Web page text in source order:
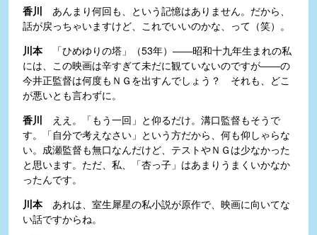
香川 あんまり何回も、という記憶はありません。だから、
話が戻っちゃいますけど、これでいいのかな、って（笑）。
川本「ひめゆりの塔」（53年）――昭和十九年生まれの私
には、この映画は辛すぎて未だに観ていないのですが――の
今井正監督は何度もＮＧを出すんでしょう？ それも、どこ
が悪いとも言わずに。
香川 ええ。「もう一回」と仰るだけ。溝口監督もそうで
す。「自分で考えなさい」という方だから、何も仰しゃらな
い。成瀬監督も無口なんだけど、テストやＮＧは少なかった
と思います。ただ、私、「杏っ子」はあまりうまくいかなか
ったんです。
川本あれは、室生犀星の私小説が原作で、映画に向いてな
い話ですからね。